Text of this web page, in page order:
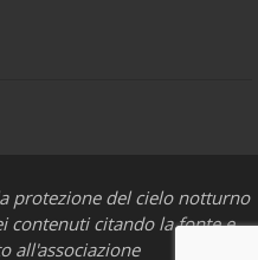
protezione del cielo notturno
contenuti citando la fonte e
all'associazione